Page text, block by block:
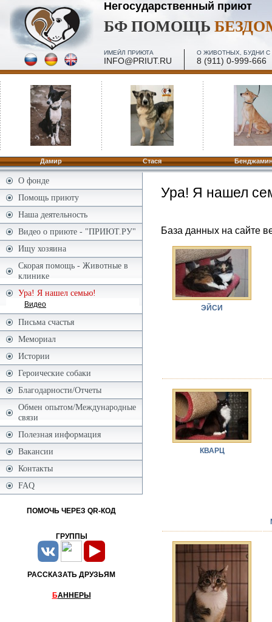
Негосударственный приют
БФ ПОМОЩЬ
ИМЕЙЛ ПРИЮТА
INFO@PRIUT.RU
О ЖИВОТНЫХ, БУДНИ С
8 (911) 0-999-666
ПОСЕЩЕНИЕ, МИНИ-ЭКСКУРСИИ - 2 И 4 ПЯТН.
Дамир Стася
Ура! Я нашел
База данных на сайте
ЭЙСИ
КВАРЦ
О фонде
Помощь приюту
Наша деятельность
Видео о приюте - "ПРИЮТ.РУ"
Ищу хозяина
Скорая помощь - Животные в
клинике
Ура! Я нашел семью!
Видео
Письма счастья
Мемориал
Истории
Героические собаки
Благодарности/Отчеты
Обмен опытом/Международные
связи
Полезная информация
Вакансии
Контакты
FAQ
ПОМОЧЬ ЧЕРЕЗ QR-КОД
ГРУППЫ
РАССКАЗАТЬ ДРУЗЬЯМ
БАННЕРЫ